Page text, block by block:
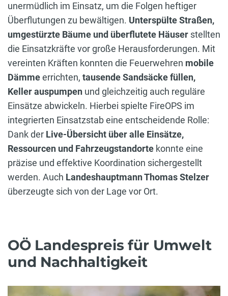
unermüdlich im Einsatz, um die Folgen heftiger
Überflutungen zu bewältigen. Unterspülte Straßen,
umgestürzte Bäume und überflutete Häuser stellten
die Einsatzkräfte vor große Herausforderungen. Mit
vereinten Kräften konnten die Feuerwehren mobile
Dämmeerrichten, tausende Sandsäcke füllen,
Keller auspumpen und gleichzeitig auch reguläre
Einsätze abwickeln. Hierbei spielte FireOPS im
integrierten Einsatzstab eine entscheidende Rolle:
Dank der Live-Übersicht über alle Einsätze,
Ressourcen und Fahrzeugstandorte konnte eine
präzise und effektive Koordination sichergestellt
werden. Auch Landeshauptmann Thomas Stelzer
überzeugte sich von der Lage vor Ort.
OÖ Landespreis für Umwelt
und Nachhaltigkeit